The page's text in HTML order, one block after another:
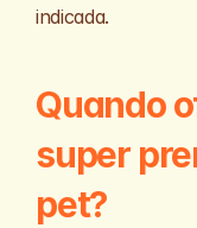
indicada.
Quando
super
pet?